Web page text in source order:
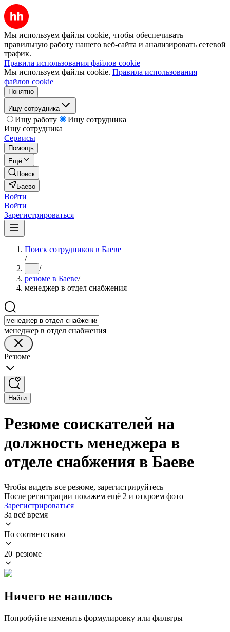
Мы используем файлы cookie, чтобы обеспечивать
правильную работу нашего веб-сайта и анализировать сетевой
трафик.
Правила использования файлов cookie
Мы используем файлы cookie. Правила использования
файлов cookie
Понятно
Ищу сотрудника
Ищу работу
Ищу сотрудника
Ищу сотрудника
Сервисы
Помощь
Ещё
Поиск
Баево
Войти
Войти
Зарегистрироваться
Поиск сотрудников в Баеве
/
... /
резюме в Баеве/
менеджер в отдел снабжения
менеджер в отдел снабжения
Резюме
Найти
Резюме соискателей на
должность менеджера в
отделе снабжения в Баеве
Чтобы видеть все резюме, зарегистрируйтесь
После регистрации покажем ещё 2 и откроем фото
Зарегистрироваться
За всё время
По соответствию
20 резюме
Ничего не нашлось
Попробуйте изменить формулировку или фильтры